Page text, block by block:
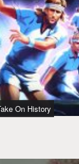
On History